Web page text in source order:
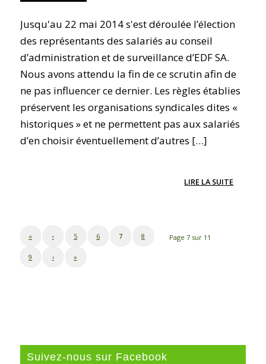
Jusqu'au 22 mai 2014 s'est déroulée l’élection
des représentants des salariés au conseil
d’administration et de surveillance d’EDF SA.
Nous avons attendu la fin de ce scrutin afin de
ne pas influencer ce dernier. Les règles établies
préservent les organisations syndicales dites «
historiques » et ne permettent pas aux salariés
d’en choisir éventuellement d’autres […]
LIRE LA SUITE
Page 7 sur 11
« ‹ 5 6 7 8
9 › »
Suivez-nous sur Facebook